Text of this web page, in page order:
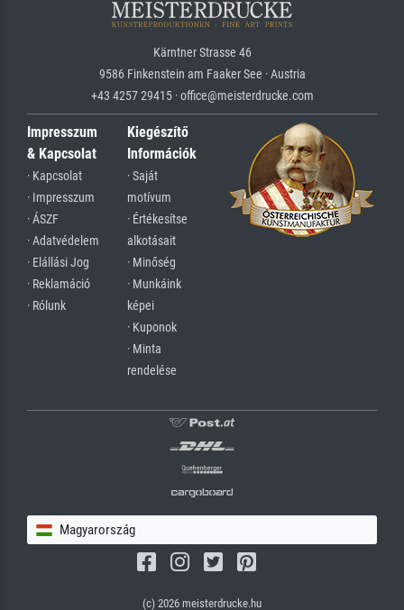
Kärntner Strasse 46
9586 Finkenstein am Faaker See · Austria
+43 4257 29415 · office@meisterdrucke.com
Impresszum
& Kapcsolat
· Kapcsolat
· Impresszum
· ÁSZF
· Adatvédelem
· Elállási Jog
· Reklamáció
· Rólunk
Kiegészítő
Információk
· Saját
motívum
· Értékesítse
alkotásait
· Minőség
· Munkáink
képei
· Kuponok
· Minta
rendelése
Magyarország
(c) 2026 meisterdrucke.hu